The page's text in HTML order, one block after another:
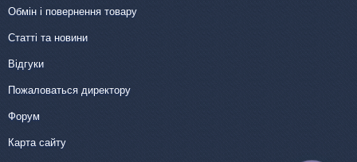
Обмін і повернення товару
Статті та новини
Відгуки
Пожаловаться директору
Форум
Карта сайту